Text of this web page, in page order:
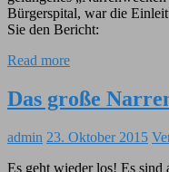
Bürgerspital, war die
Sie den Bericht:
Read more
Das große
admin 23. Oktober 2015
Es geht wieder los! Es sind